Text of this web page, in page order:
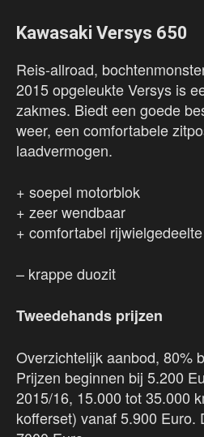
Kawasaki Versys 650
Reis-allroad,
2015 opgeleukte Versys is
zakmes. Biedt een goede
weer, een comfortabele
laadvermogen.
+ soepel motorblok
+ zeer wendbaar
+ comfortabel rijwielgedeelte
– krappe duozit
Tweedehands prijzen
Overzichtelijk aanbod, 80%
Prijzen beginnen bij 5.200
2015/16, 15.000 tot 35.000
kofferset) vanaf 5.900 Euro.